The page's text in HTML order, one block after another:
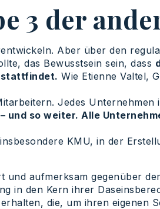
3 der
Aber über den
das Bewusstsein sein, dass
stattfindet. Wie Etienne Valtel,
Jedes
und so weiter. Alle
KMU, in der
aufmerksam gegenüber
in den Kern ihrer
die, um ihren eigenen